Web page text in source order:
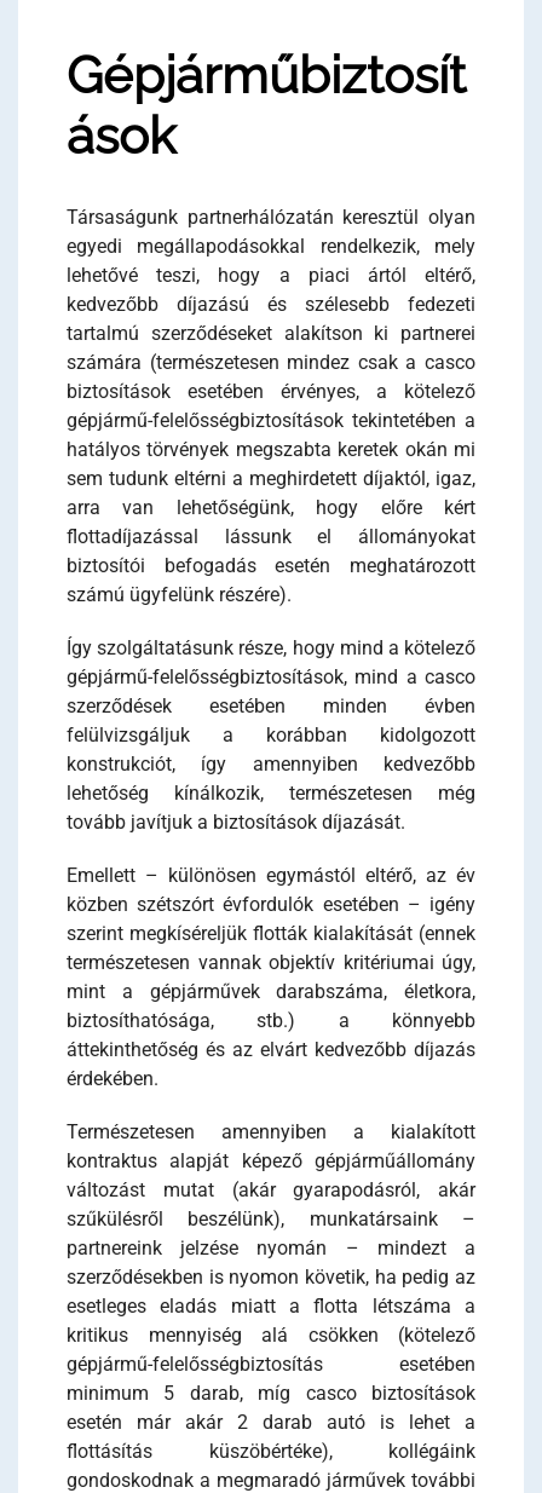
Gépjárműbiztosít
ások
Társaságunk partnerhálózatán keresztül olyan
egyedi megállapodásokkal rendelkezik, mely
lehetővé teszi, hogy a piaci ártól eltérő,
kedvezőbb díjazású és szélesebb fedezeti
tartalmú szerződéseket alakítson ki partnerei
számára (természetesen mindez csak a casco
biztosítások esetében érvényes, a kötelező
gépjármű-felelősségbiztosítások tekintetében a
hatályos törvények megszabta keretek okán mi
sem tudunk eltérni a meghirdetett díjaktól, igaz,
arra van lehetőségünk, hogy előre kért
flottadíjazással lássunk el állományokat
biztosítói befogadás esetén meghatározott
számú ügyfelünk részére).
Így szolgáltatásunk része, hogy mind a kötelező
gépjármű-felelősségbiztosítások, mind a casco
szerződések esetében minden évben
felülvizsgáljuk a korábban kidolgozott
konstrukciót, így amennyiben kedvezőbb
lehetőség kínálkozik, természetesen még
tovább javítjuk a biztosítások díjazását.
Emellett – különösen egymástól eltérő, az év
közben szétszórt évfordulók esetében – igény
szerint megkíséreljük flották kialakítását (ennek
természetesen vannak objektív kritériumai úgy,
mint a gépjárművek darabszáma, életkora,
biztosíthatósága, stb.) a könnyebb
áttekinthetőség és az elvárt kedvezőbb díjazás
érdekében.
Természetesen amennyiben a kialakított
kontraktus alapját képező gépjárműállomány
változást mutat (akár gyarapodásról, akár
szűkülésről beszélünk), munkatársaink –
partnereink jelzése nyomán – mindezt a
szerződésekben is nyomon követik, ha pedig az
esetleges eladás miatt a flotta létszáma a
kritikus mennyiség alá csökken (kötelező
gépjármű-felelősségbiztosítás esetében
minimum 5 darab, míg casco biztosítások
esetén már akár 2 darab autó is lehet a
flottásítás küszöbértéke), kollégáink
gondoskodnak a megmaradó járművek további